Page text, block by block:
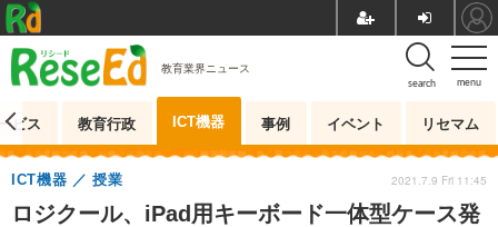
menu
search
教育業界ニュース
ビス 教育行政 ICT機器 事例 イベント リセマム
ロジクール、iPad用キーボード一体型ケース発
ICT機器 授業 2021.7.9 Fri 11:45